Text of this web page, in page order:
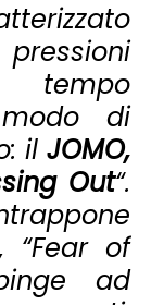
tempo
di
il JOMO,
Out“.
“Fear of
ad